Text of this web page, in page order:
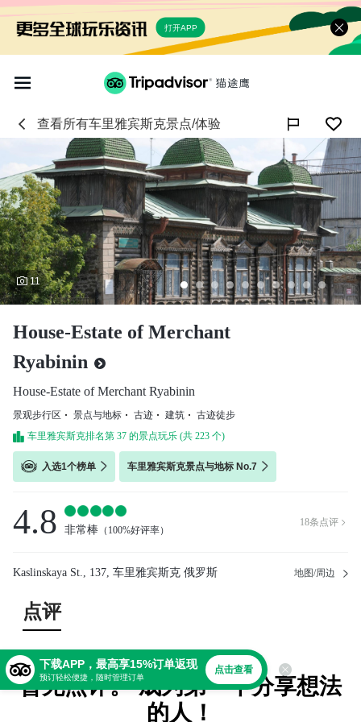
打开APP
查看所有车里雅宾斯克景点/体验
11
House-Estate of Merchant
Ryabinin
House-Estate of Merchant Ryabinin
景观步行区 景点与地标 古迹 建筑
古迹徒步
车里雅宾斯克排名第 37 的景点玩乐 (共 223 个)
入选1个榜单 车里雅宾斯克景点与地标 No.7
4.8 非常棒 （ 100%好评率）
18条点评 
Kaslinskaya St., 137, 车里雅宾斯克 俄罗斯 地图/周边
点评
暂无点评。 成为第一个分享想法
的人！
下载APP，最高享15%订单返现
预订轻松便捷，随时管理订单
点击查看